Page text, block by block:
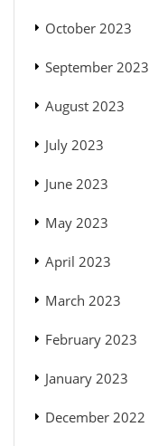
October 2023
September 2023
August 2023
July 2023
June 2023
May 2023
April 2023
March 2023
February 2023
January 2023
December 2022